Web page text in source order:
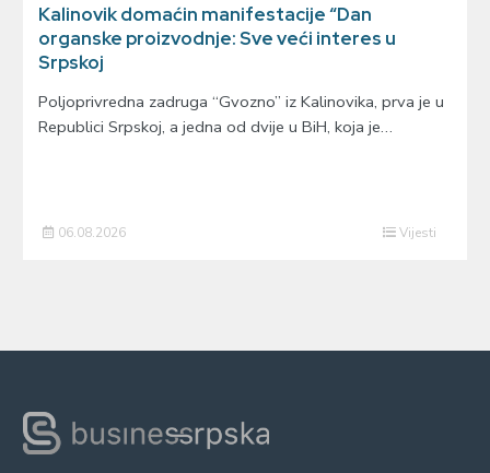
Kalinovik domaćin manifestacije “Dan
organske proizvodnje: Sve veći interes u
Srpskoj
Poljoprivredna zadruga “Gvozno” iz Kalinovika, prva je u
Republici Srpskoj, a jedna od dvije u BiH, koja je…
06.08.2026 Vijesti